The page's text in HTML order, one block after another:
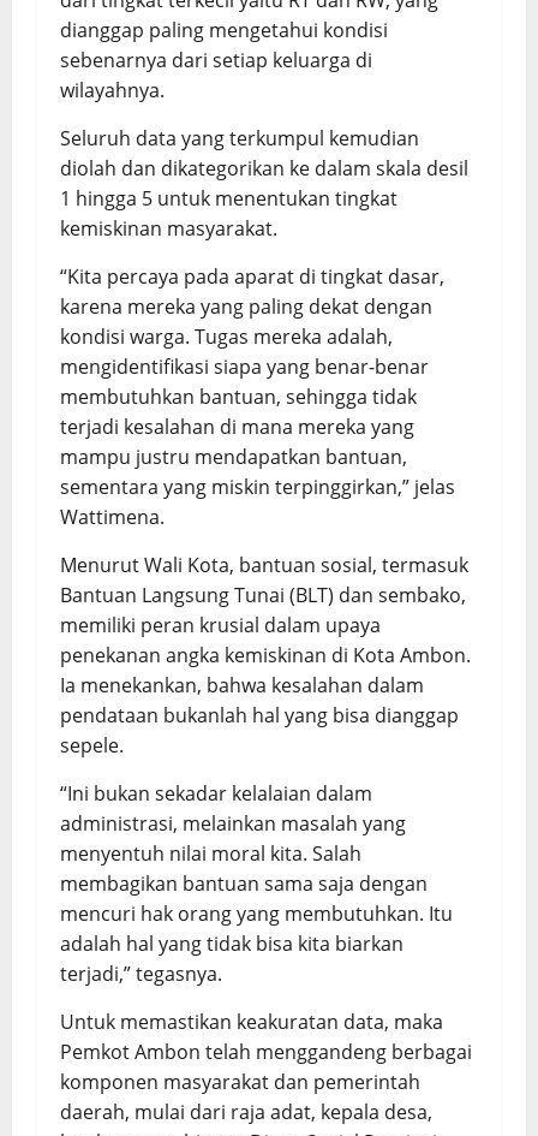
dianggap paling mengetahui kondisi
sebenarnya dari setiap keluarga di
wilayahnya.
Seluruh data yang terkumpul kemudian
diolah dan dikategorikan ke dalam skala desil
1 hingga 5 untuk menentukan tingkat
kemiskinan masyarakat.
“Kita percaya pada aparat di tingkat dasar,
karena mereka yang paling dekat dengan
kondisi warga. Tugas mereka adalah,
mengidentifikasi siapa yang benar-benar
membutuhkan bantuan, sehingga tidak
terjadi kesalahan di mana mereka yang
mampu justru mendapatkan bantuan,
sementara yang miskin terpinggirkan,” jelas
Wattimena.
Menurut Wali Kota, bantuan sosial, termasuk
Bantuan Langsung Tunai (BLT) dan sembako,
memiliki peran krusial dalam upaya
penekanan angka kemiskinan di Kota Ambon.
Ia menekankan, bahwa kesalahan dalam
pendataan bukanlah hal yang bisa dianggap
sepele.
“Ini bukan sekadar kelalaian dalam
administrasi, melainkan masalah yang
menyentuh nilai moral kita. Salah
membagikan bantuan sama saja dengan
mencuri hak orang yang membutuhkan. Itu
adalah hal yang tidak bisa kita biarkan
terjadi,” tegasnya.
Untuk memastikan keakuratan data, maka
Pemkot Ambon telah menggandeng berbagai
komponen masyarakat dan pemerintah
daerah, mulai dari raja adat, kepala desa,